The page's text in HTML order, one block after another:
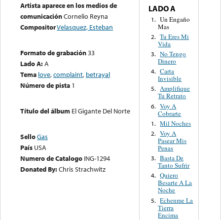
Artista aparece en los medios de
comunicaciónCornelio Reyna
CompositorVelasquez, Esteban
Formato de grabación33
Lado A:A
Tema love,complaint, betrayal
Número de pista 1
Título del álbum El Gigante Del Norte
SelloGas
País USA
Numero de Catalogo ING-1294
Donated By:Chris Strachwitz
LADO A
1. Un Engaño
Mas
2. Tu Eres Mi
Vida
3. No Tengo
Dinero
4. Carta
Invisible
5. Amplifique
Tu Retrato
6. Voy A
Cobrarte
1. Mil Noches
2. Voy A
Pasear Mis
Penas
3. Basta De
Tanto Sufrir
4. Quiero
Besarte A La
Noche
5. Echenme La
Tierra
Encima